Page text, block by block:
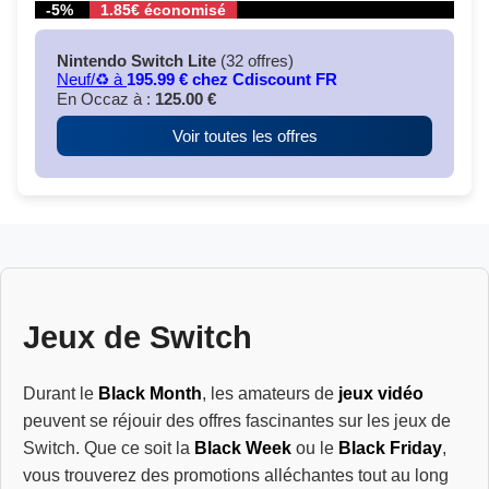
-5% 1.85€ économisé
Nintendo Switch Lite (32 offres)
Neuf/♻️ à 195.99 € chez Cdiscount FR
En Occaz à : 125.00 €
Voir toutes les offres
Jeux de Switch
Durant le Black Month, les amateurs de jeux vidéo
peuvent se réjouir des offres fascinantes sur les jeux de
Switch. Que ce soit la Black Week ou le Black Friday,
vous trouverez des promotions alléchantes tout au long